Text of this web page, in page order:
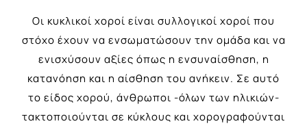
Οι κυκλικοί χοροί είναι συλλογικοί χοροί που
στόχο έχουν να ενσωματώσουν την ομάδα και να
ενισχύσουν αξίες όπως η ενσυναίσθηση, η
κατανόηση και η αίσθηση του ανήκειν. Σε αυτό
το είδος χορού, άνθρωποι -όλων των ηλικιών-
τακτοποιούνται σε κύκλους και χορογραφούνται